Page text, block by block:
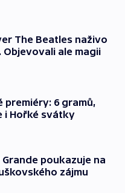
The Beatles naživo
Objevovali ale magii
premiéry: 6 gramů,
i Hořké svátky
Grande poukazuje na
zájmu